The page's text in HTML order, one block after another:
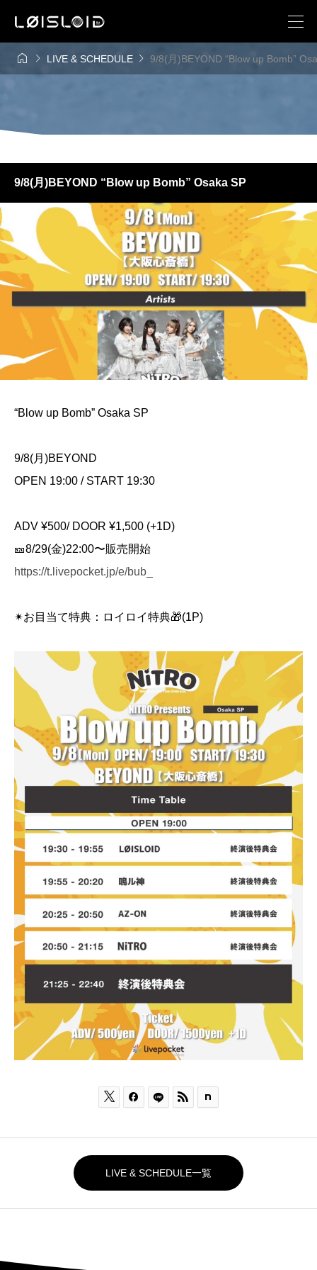
  LIVE & SCHEDULE  9/8(月)BEYOND “Blow up Bomb”
9/8(月)BEYOND “Blow up Bomb” Osaka SP
“Blow up Bomb” Osaka SP
9/8(月)BEYOND
OPEN 19:00 / START 19:30
ADV ¥500/ DOOR ¥1,500 (+1D)
🎫8/29(金)22:00〜販売開始
https://t.livepocket.jp/e/bub_
✴︎お目当て特典：ロイロイ特典🎁(1P)
  
LIVE & SCHEDULE一覧